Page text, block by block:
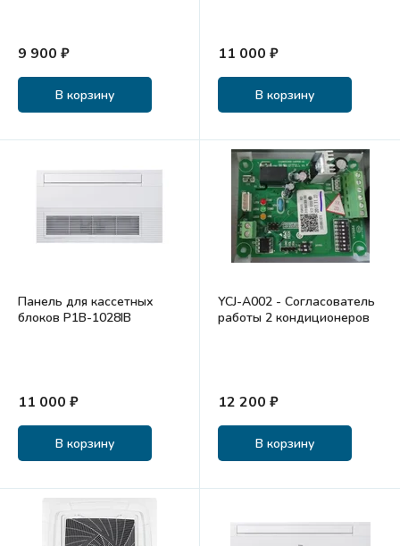
9 900 ₽
В корзину
11 000 ₽
В корзину
Панель для кассетных
блоков P1B-1028IB
11 000 ₽
В корзину
YCJ-A002 - Согласователь
работы 2 кондиционеров
12 200 ₽
В корзину